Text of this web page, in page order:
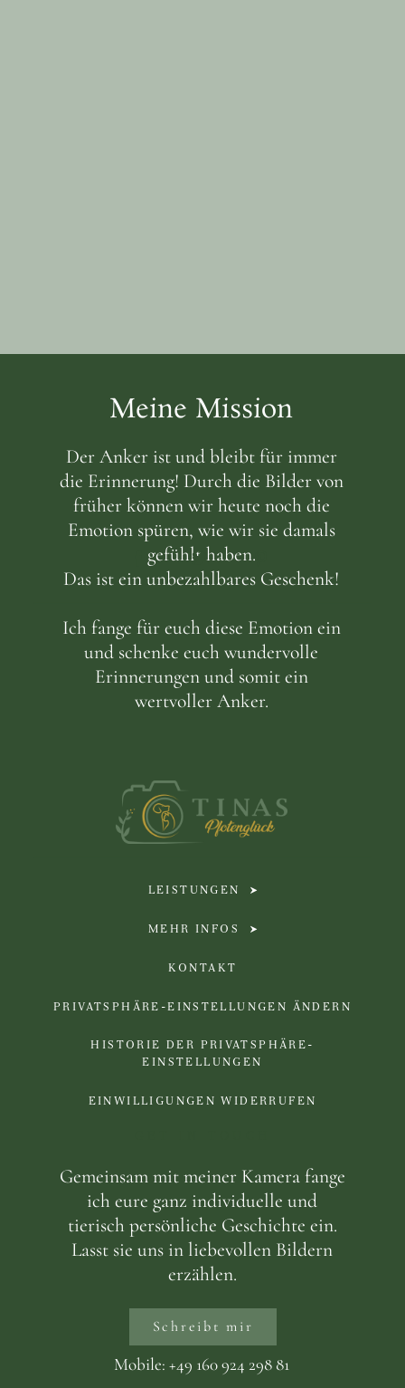
Meine Mission
Gemeinsam mit meiner Kamera fange
ich eure ganz individuelle und
tierisch persönliche Geschichte ein.
Lasst sie uns in liebevollen Bildern
erzählen.
Der Anker ist und bleibt für immer
die Erinnerung! Durch die Bilder von
früher können wir heute noch die
Emotion spüren, wie wir sie damals
gefühlt haben.
Das ist ein unbezahlbares Geschenk!
Ich fange für euch diese Emotion ein
und schenke euch wundervolle
Erinnerungen und somit ein
wertvoller Anker.
LEISTUNGEN
MEHR INFOS
KONTAKT
PRIVATSPHÄRE-EINSTELLUNGEN ÄNDERN
HISTORIE DER PRIVATSPHÄRE-
EINSTELLUNGEN
EINWILLIGUNGEN WIDERRUFEN
Schreibt mir
Mobile: +49 160 924 298 81